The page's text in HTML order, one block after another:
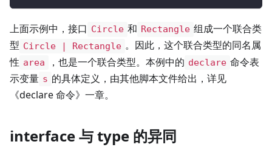
上面示例中，接口 Circle 和 Rectangle 组成一个联合类
型 Circle | Rectangle 。因此，这个联合类型的同名属
性 area ，也是一个联合类型。本例中的 declare 命令表
示变量 s 的具体定义，由其他脚本文件给出，详见
《declare 命令》一章。
interface 与 type 的异同